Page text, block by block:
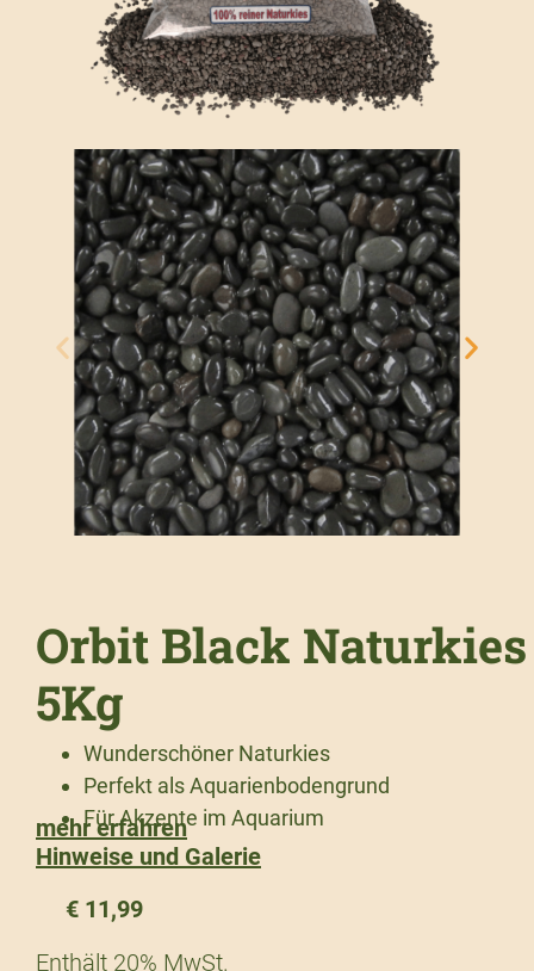
Orbit Black Naturkies
5Kg
Wunderschöner Naturkies
Perfekt als Aquarienbodengrund
Für Akzente im Aquarium
mehr erfahren
Hinweise und Galerie
€ 11,99
Enthält 20% MwSt.